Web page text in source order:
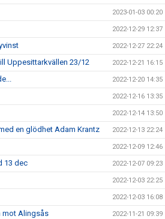
2023-01-03 00:20
2022-12-29 12:37
2022-12-27 22:24
Uppesittarkvällen 23/12 2022-12-21 16:15
2022-12-20 14:35
2022-12-16 13:35
2022-12-14 13:50
en glödhet Adam Krantz 2022-12-13 22:24
2022-12-09 12:46
13 dec 2022-12-07 09:23
2022-12-03 22:25
2022-12-03 16:08
mot Alingsås 2022-11-21 09:39